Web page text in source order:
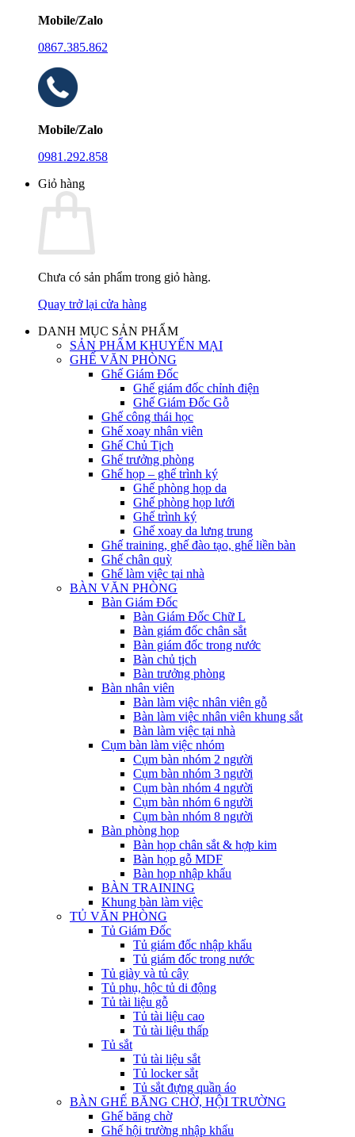
Mobile/Zalo
0867.385.862
Mobile/Zalo
0981.292.858
Giỏ hàng
Chưa có sản phẩm trong giỏ hàng.
Quay trở lại cửa hàng
DANH MỤC SẢN PHẨM
SẢN PHẨM KHUYẾN MẠI
GHẾ VĂN PHÒNG
Ghế Giám Đốc
Ghế giám đốc chỉnh điện
Ghế Giám Đốc Gỗ
Ghế công thái học
Ghế xoay nhân viên
Ghế Chủ Tịch
Ghế trưởng phòng
Ghế họp – ghế trình ký
Ghế phòng họp da
Ghế phòng họp lưới
Ghế trình ký
Ghế xoay da lưng trung
Ghế training, ghế đào tạo, ghế liền bàn
Ghế chân quỳ
Ghế làm việc tại nhà
BÀN VĂN PHÒNG
Bàn Giám Đốc
Bàn Giám Đốc Chữ L
Bàn giám đốc chân sắt
Bàn giám đốc trong nước
Bàn chủ tịch
Bàn trưởng phòng
Bàn nhân viên
Bàn làm việc nhân viên gỗ
Bàn làm việc nhân viên khung sắt
Bàn làm việc tại nhà
Cụm bàn làm việc nhóm
Cụm bàn nhóm 2 người
Cụm bàn nhóm 3 người
Cụm bàn nhóm 4 người
Cụm bàn nhóm 6 người
Cụm bàn nhóm 8 người
Bàn phòng họp
Bàn họp chân sắt & hợp kim
Bàn họp gỗ MDF
Bàn họp nhập khẩu
BÀN TRAINING
Khung bàn làm việc
TỦ VĂN PHÒNG
Tủ Giám Đốc
Tủ giám đốc nhập khẩu
Tủ giám đốc trong nước
Tủ giày và tủ cây
Tủ phụ, hộc tủ di động
Tủ tài liệu gỗ
Tủ tài liệu cao
Tủ tài liệu thấp
Tủ sắt
Tủ tài liệu sắt
Tủ locker sắt
Tủ sắt đựng quần áo
BÀN GHẾ BĂNG CHỜ, HỘI TRƯỜNG
Ghế băng chờ
Ghế hội trường nhập khẩu